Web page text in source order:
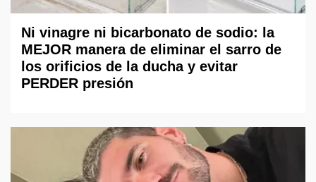
Ni vinagre ni bicarbonato de sodio: la
MEJOR manera de eliminar el sarro de
los orificios de la ducha y evitar
PERDER presión